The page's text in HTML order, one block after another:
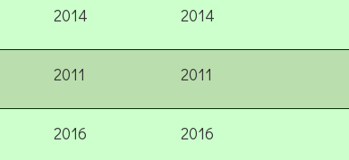
2014 2014
2011 2011
2016 2016